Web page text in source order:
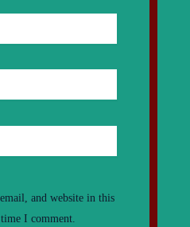
and website in this
I comment.